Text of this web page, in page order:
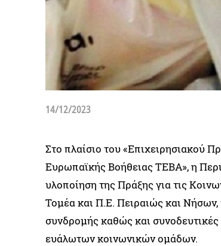
14/12/2023
Στο πλαίσιο του «Επιχειρησιακού
Ευρωπαϊκής Βοήθειας ΤΕΒΑ», η
υλοποίηση της Πράξης για τις
Τομέα και Π.Ε. Πειραιώς και Νήσων,
συνδρομής καθώς και
ευάλωτων κοινωνικών ομάδων.